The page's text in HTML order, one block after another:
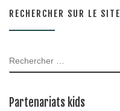
RECHERCHER SUR LE SITE
RECHERCHER
Partenariats kids